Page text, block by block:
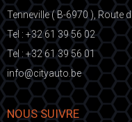
Tenneville ( B-6970 ), Route
Tel : +32 61 39 56 02
Tel : +32 61 39 56 01
eb.otuayt
ic@o
fni
NOUS SUIVRE